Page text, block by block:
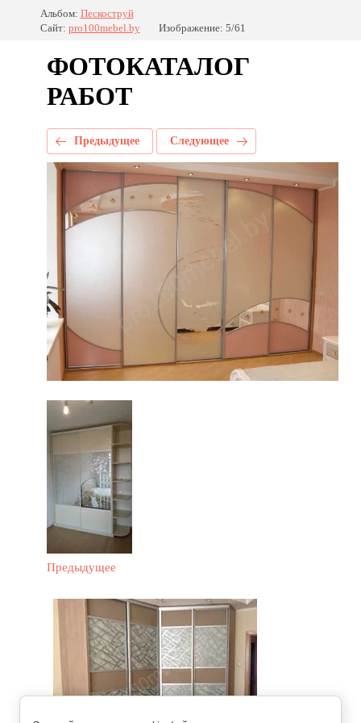
Альбом: Пескоструй
Сайт: pro100mebel.by Изображение: 5/61
ФОТОКАТАЛОГ
РАБОТ
Предыдущее Следующее
Предыдущее